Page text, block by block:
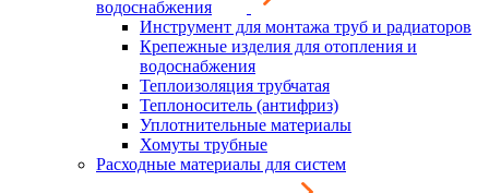
водоснабжения
Инструмент для монтажа труб и радиаторов
Крепежные изделия для отопления и
водоснабжения
Теплоизоляция трубчатая
Теплоноситель (антифриз)
Уплотнительные материалы
Хомуты трубные
Расходные материалы для систем